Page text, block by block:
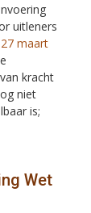
uitleners
27 maart
kracht
niet
is;
Wet